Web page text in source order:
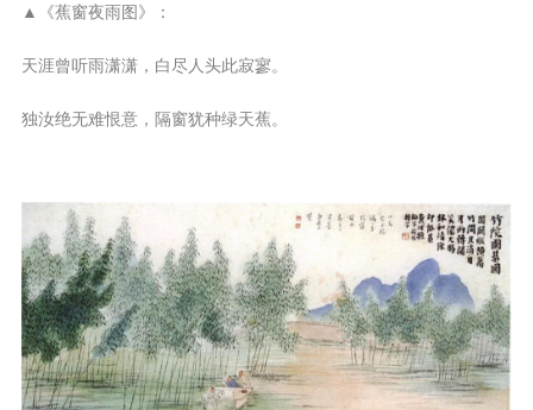
▲《蕉窗夜雨图》：
天涯曾听雨潇潇，白尽人头此寂寥。
独汝绝无难恨意，隔窗犹种绿天蕉。